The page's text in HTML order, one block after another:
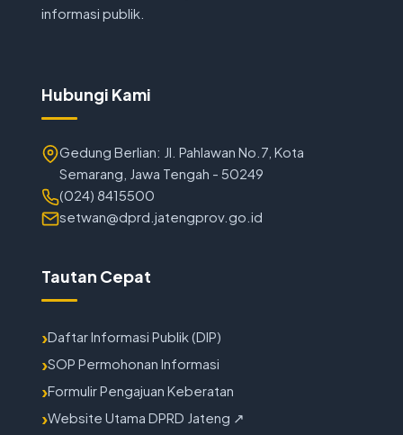
informasi publik.
Hubungi Kami
Gedung Berlian: Jl. Pahlawan No.7, Kota
Semarang, Jawa Tengah - 50249
(024) 8415500
setwan@dprd.jatengprov.go.id
Tautan Cepat
Daftar Informasi Publik (DIP)
SOP Permohonan Informasi
Formulir Pengajuan Keberatan
Website Utama DPRD Jateng ↗